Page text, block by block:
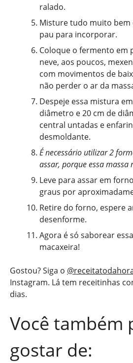
ralado.
Misture tudo muito bem
pau para incorporar.
Coloque o fermento em
neve, aos poucos,
com movimentos de
não perder o ar da
Despeje essa mistura
diâmetro e 20 cm de
central untadas e
desmoldante.
É necessário utilizar 2
assar, porque essa massa
Leve para assar em
graus por
Retire do forno, espere
desenforme.
Agora é só saborear
macaxeira!
Gostou? Siga o
Instagram. Lá tem receitinhas
dias.
Você também
gostar de: